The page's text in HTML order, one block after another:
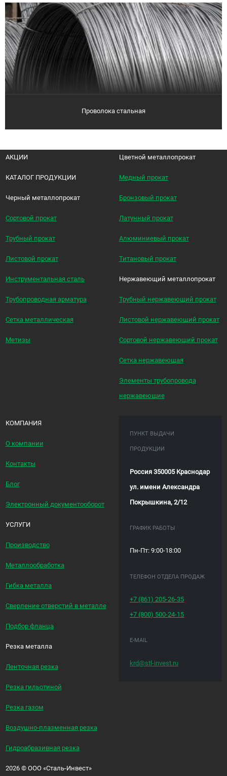
Проволока стальная
АКЦИИ
КАТАЛОГ ПРОДУКЦИИ
Черный металлопрокат
Сортовой прокат
Трубный прокат
Листовой прокат
Инструментальная сталь
Трубопроводная арматура
Сетка металлическая
Метизы
Цветной металлопрокат
Медный прокат
Бронзовый прокат
Латунный прокат
Алюминиевый прокат
Титановый прокат
Нержавеющий металлопрокат
Трубный нержавеющий прокат
Листовой нержавеющий прокат
Сортовой нержавеющий прокат
Сетка нержавеющая
Элементы трубопровода
нержавеющие
КОМПАНИЯ
О компании
Контакты
Блог
Электронный документооборот
УСЛУГИ
Производство
Металлообработка
Гибка металла
Сверление отверстий в металле
Подбор фланца
Резка металла
Ленточная резка
Резка гильотиной
Резка газом
Воздушно-плазменная резка
Гидроабразивная резка
ПУНКТ ВЫДАЧИ
ПРОДУКЦИИ
Россия 350005 Краснодар
ул. имени Александра
Покрышкина, 2/12
ГРАФИК РАБОТЫ
Пн-Пт: 9:00-18:00
ТЕЛЕФОН ОТДЕЛА ПРОДАЖ
+7 (861)205-26-35
+7 (800) 500-24-15
E-MAIL
krd@stl-invest.ru
2026 ©ООО «Сталь-Инвест»